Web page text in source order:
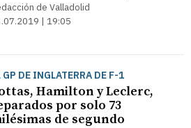
de Valladolid
| 19:05
GP DE INGLATERRA DE F-1
Hamilton y Leclerc,
por solo 73
de segundo